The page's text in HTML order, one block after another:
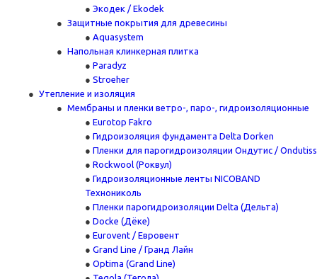
Экодек / Ekodek
Защитные покрытия для древесины
Aquasystem
Напольная клинкерная плитка
Paradyz
Stroeher
Утепление и изоляция
Мембраны и пленки ветро-, паро-, гидроизоляционные
Eurotop Fakro
Гидроизоляция фундамента Delta Dorken
Пленки для парогидроизоляции Ондутис / Ondutiss
Rockwool (Роквул)
Гидроизоляционные ленты NICOBAND
Технониколь
Пленки парогидроизоляции Delta (Дельта)
Docke (Дёке)
Eurovent / Евровент
Grand Line / Гранд Лайн
Optima (Grand Line)